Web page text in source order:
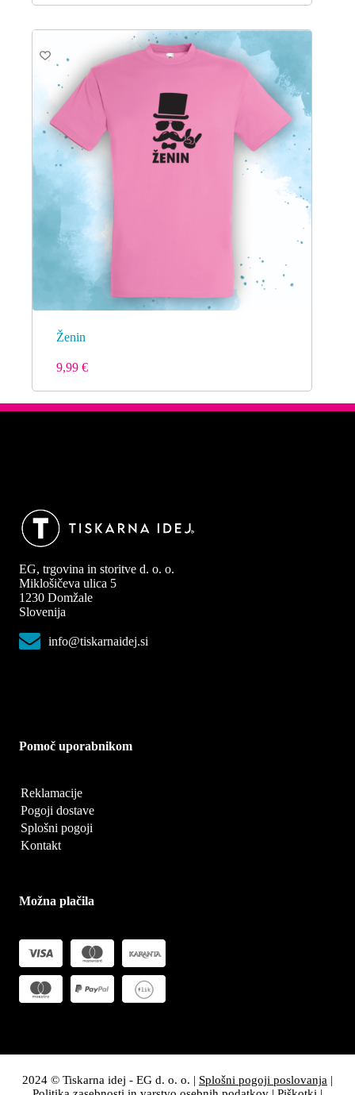
Ženin
9,99 €
EG, trgovina in storitve d. o. o.
Miklošičeva ulica 5
1230 Domžale
Slovenija
info@tiskarnaidej.si
Pomoč uporabnikom
Reklamacije
Pogoji dostave
Splošni pogoji
Kontakt
Možna plačila
2024 © Tiskarna idej - EG d. o. o. | Splošni pogoji poslovanja |